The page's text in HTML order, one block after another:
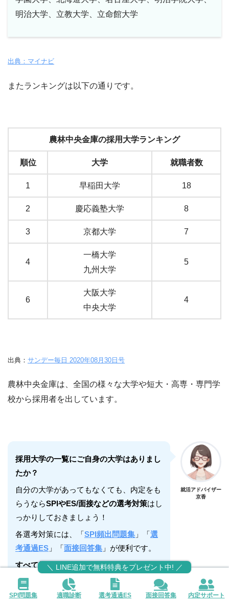
明治大学、立教大学、立命館大学
出典：マイナビ
またランキングは以下の通りです。
農林中央金庫の採用大学ランキング
順位 大学 就職者数
1 早稲田大学 18
2 慶応義塾大学 8
3 京都大学 7
4
一橋大学
九州大学
5
6
大阪大学
中央大学
4
出典： サンデー毎日 2020年08月30日号
農林中央金庫は、全国の様々な大学や短大・高専・専門学
校から採用者を出しています。
採用大学の一覧にご自身の大学はありまし
たか？
自分の大学があってもなくても、内定をも
らうならSPIやES/面接などの選考対策はし
っかりしておきましょう！
各選考対策には、「SPI頻出問題集 」「選
考通過ES 」「面接回答集 」が便利です。
すべて無料で使えるので、ぜひ活用してく
ださい！
就活アドバイザー
京香
SPI問題集 適職診断 選考通過ES 面接回答集 内定サポート
＼ LINE追加で無料特典をプレゼント中! ／